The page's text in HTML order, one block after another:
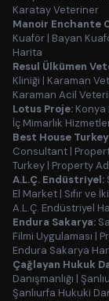
Karatay Veteriner
Manoir Enchante
Kuaför | Bayan
Harita
Resul Ülkümen
Kliniği | Karaman
Karaman Acil
Lotus Proje: Konya
İç Mimarlık
Best House
Consultant |
Turkey | Property
A.L.Ç. Endüstriyel:
El Market | Sıfır ve
A.L.Ç. Endüstriyel
Endura Sakarya:
Filmi Uygulaması |
Endura Sakarya
Çağlayan Hukuk
Danışmanlığı |
Şanlıurfa Hukuki